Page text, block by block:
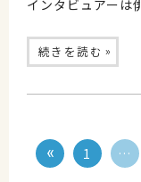
インタビュアーは
続きを読む »
1 …